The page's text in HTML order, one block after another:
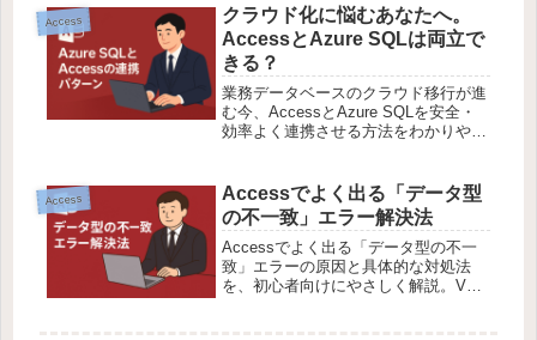
Access
クラウド化に悩むあなたへ。
AccessとAzure SQLは両立で
きる？
業務データベースのクラウド移行が進
む今、AccessとAzure SQLを安全・
効率よく連携させる方法をわかりやす
Access
Accessでよく出る「データ型
の不一致」エラー解決法
Accessでよく出る「データ型の不一
致」エラーの原因と具体的な対処法
を、初心者向けにやさしく解説。VBA